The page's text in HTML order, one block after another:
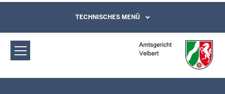
Amtsgericht Velbert: Sitzungstermine
Direkt zum Inhalt
Leichte Sprache, Gebärdensprachenvideo
und Kontaktformular
TECHNISCHES MENÜ